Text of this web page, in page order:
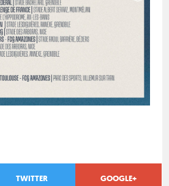
TWITTER GOOGLE+